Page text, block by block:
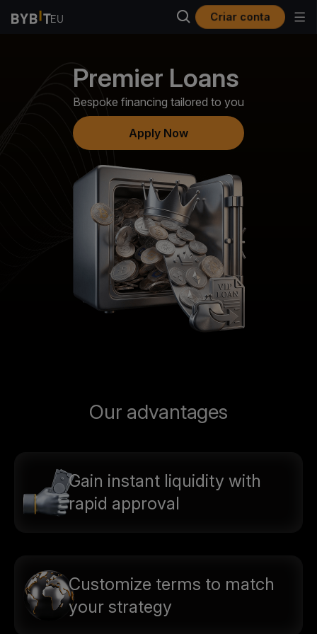
Criar conta
Premier Loans
Bespoke financing tailored to you
Apply Now
Our advantages
Gain instant liquidity with
rapid approval
Customize terms to match
your strategy